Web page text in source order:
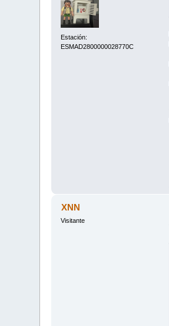
Estación:
ESMAD2800000028770C
XNN
Visitante